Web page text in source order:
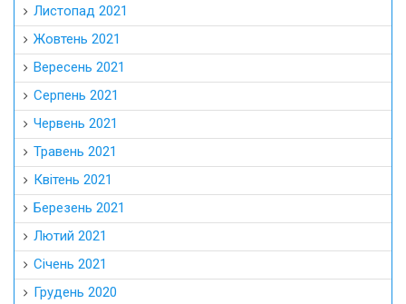
Листопад 2021
Жовтень 2021
Вересень 2021
Серпень 2021
Червень 2021
Травень 2021
Квітень 2021
Березень 2021
Лютий 2021
Січень 2021
Грудень 2020